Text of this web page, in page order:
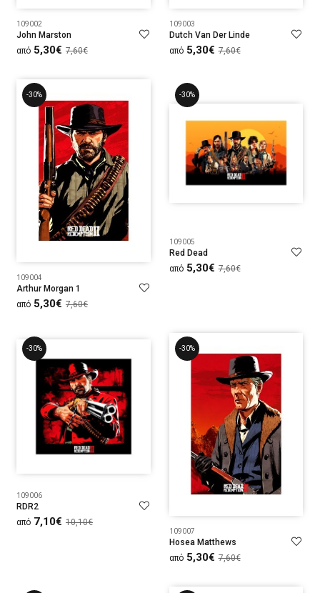
109002
John Marston
από 5,30€ 7,60€
109003
Dutch Van Der Linde
από 5,30€ 7,60€
-30%
109004
Arthur Morgan 1
από 5,30€ 7,60€
-30%
109005
Red Dead
από 5,30€ 7,60€
-30%
109006
RDR2
από 7,10€ 10,10€
-30%
109007
Hosea Matthews
από 5,30€ 7,60€